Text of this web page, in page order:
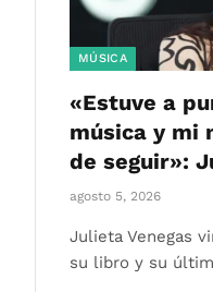
MÚSICA
«Estuve a
música y mi
de seguir»:
agosto 5, 2026
Julieta Venegas
su libro y su